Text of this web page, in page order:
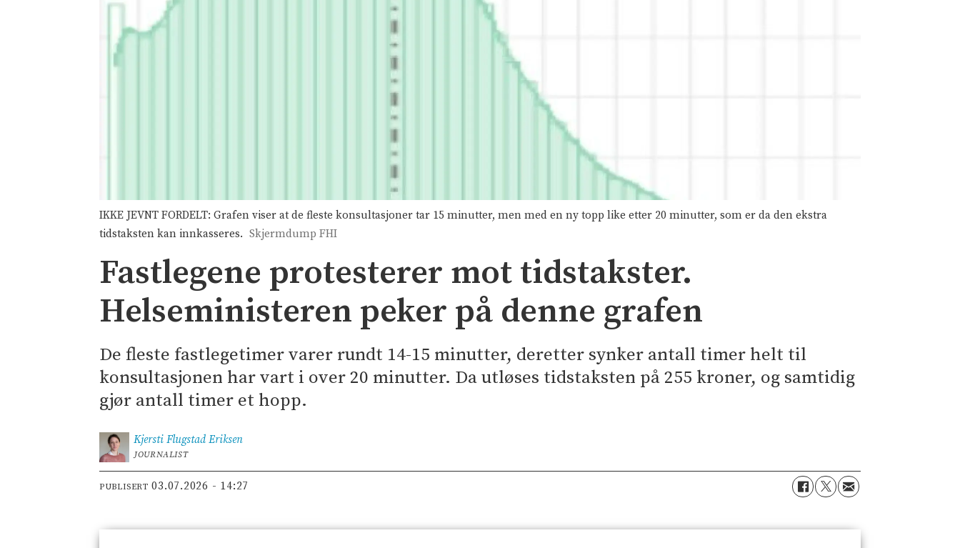
IKKE JEVNT FORDELT: Grafen viser at de fleste konsultasjoner tar 15 minutter, men med en ny topp like etter 20 minutter, som er da den ekstra
tidstaksten kan innkasseres. Skjermdump FHI
Fastlegene protesterer mot tidstakster.
Helseministeren peker på denne grafen
De fleste fastlegetimer varer rundt 14-15 minutter, deretter synker antall timer helt til
konsultasjonen har vart i over 20 minutter. Da utløses tidstaksten på 255 kroner, og samtidig
gjør antall timer et hopp.
Kjersti Flugstad Eriksen
JOURNALIST
PUBLISERT 03.07.2026 - 14:27